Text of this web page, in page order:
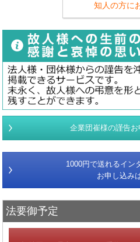
知人の方に
企業団崔様の謹告
1000円で送れるイン
お申し込み
法要御予定